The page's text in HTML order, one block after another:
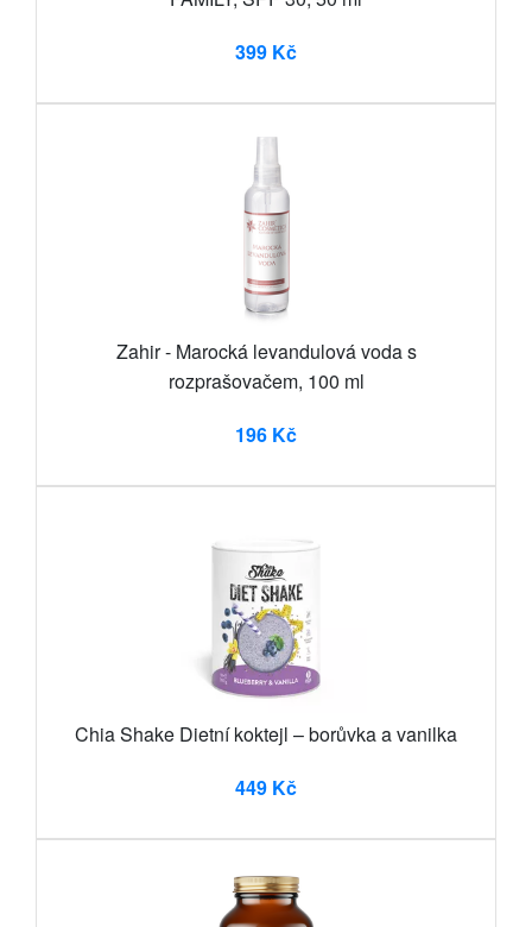
399 Kč
Zahir - Marocká levandulová voda s
rozprašovačem, 100 ml
196 Kč
Chia Shake Dietní koktejl – borůvka a vanilka
449 Kč